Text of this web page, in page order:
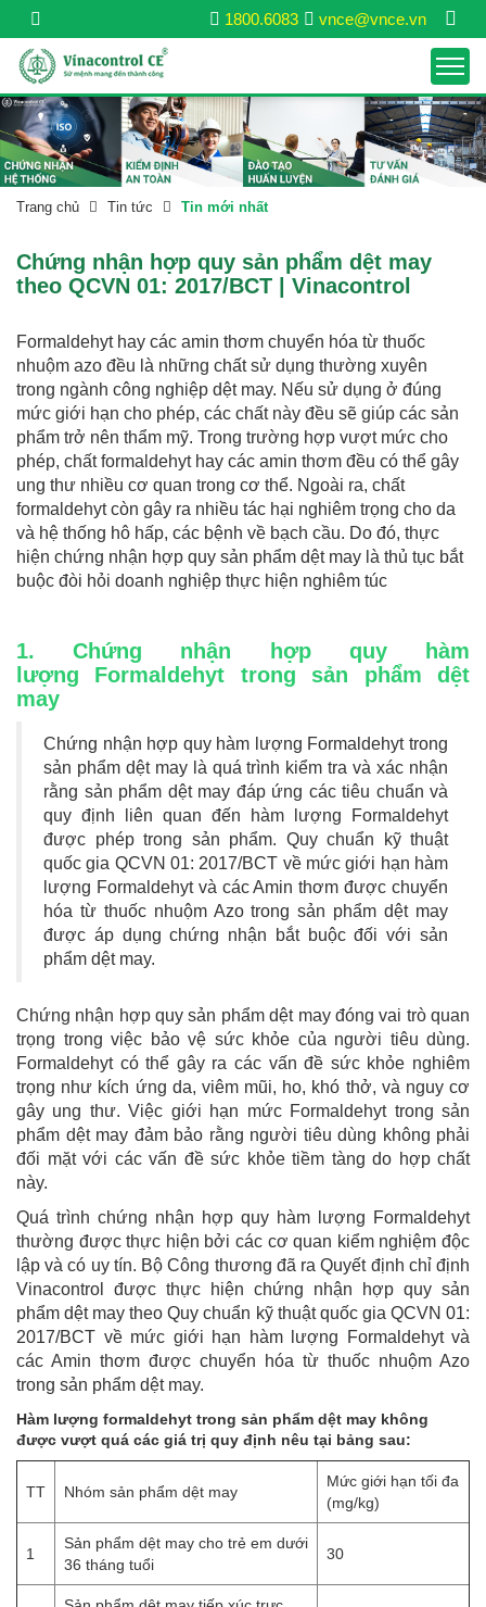
vnce@vnce.vn
1800.6083
Trang chủ Tin tức Tin mới nhất
Chứng nhận hợp quy sản phẩm dệt may
theo QCVN 01: 2017/BCT | Vinacontrol
Formaldehyt hay các amin thơm chuyển hóa từ thuốc
nhuộm azo đều là những chất sử dụng thường xuyên
trong ngành công nghiệp dệt may. Nếu sử dụng ở đúng
mức giới hạn cho phép, các chất này đều sẽ giúp các sản
phẩm trở nên thẩm mỹ. Trong trường hợp vượt mức cho
phép, chất formaldehyt hay các amin thơm đều có thể gây
ung thư nhiều cơ quan trong cơ thể. Ngoài ra, chất
formaldehyt còn gây ra nhiều tác hại nghiêm trọng cho da
và hệ thống hô hấp, các bệnh về bạch cầu. Do đó, thực
hiện chứng nhận hợp quy sản phẩm dệt may là thủ tục bắt
buộc đòi hỏi doanh nghiệp thực hiện nghiêm túc
1. Chứng nhận hợp quy hàm
lượng Formaldehyt trong sản phẩm dệt
may
Chứng nhận hợp quy hàm lượng Formaldehyt trong
sản phẩm dệt may là quá trình kiểm tra và xác nhận
rằng sản phẩm dệt may đáp ứng các tiêu chuẩn và
quy định liên quan đến hàm lượng Formaldehyt
được phép trong sản phẩm. Quy chuẩn kỹ thuật
quốc gia QCVN 01: 2017/BCT về mức giới hạn hàm
lượng Formaldehyt và các Amin thơm được chuyển
hóa từ thuốc nhuộm Azo trong sản phẩm dệt may
được áp dụng chứng nhận bắt buộc đối với sản
phẩm dệt may.
Chứng nhận hợp quy sản phẩm dệt may đóng vai trò quan
trọng trong việc bảo vệ sức khỏe của người tiêu dùng.
Formaldehyt có thể gây ra các vấn đề sức khỏe nghiêm
trọng như kích ứng da, viêm mũi, ho, khó thở, và nguy cơ
gây ung thư. Việc giới hạn mức Formaldehyt trong sản
phẩm dệt may đảm bảo rằng người tiêu dùng không phải
đối mặt với các vấn đề sức khỏe tiềm tàng do hợp chất
này.
Quá trình chứng nhận hợp quy hàm lượng Formaldehyt
thường được thực hiện bởi các cơ quan kiểm nghiệm độc
lập và có uy tín. Bộ Công thương đã ra Quyết định chỉ định
Vinacontrol được thực hiện chứng nhận hợp quy sản
phẩm dệt may theo Quy chuẩn kỹ thuật quốc gia QCVN 01:
2017/BCT về mức giới hạn hàm lượng Formaldehyt và
các Amin thơm được chuyển hóa từ thuốc nhuộm Azo
trong sản phẩm dệt may.
Hàm lượng formaldehyt trong sản phẩm dệt may không
được vượt quá các giá trị quy định nêu tại bảng sau:
TT Nhóm sản phẩm dệt may
Mức giới hạn tối đa
(mg/kg)
1
Sản phẩm dệt may cho trẻ em dưới
36 tháng tuổi
30